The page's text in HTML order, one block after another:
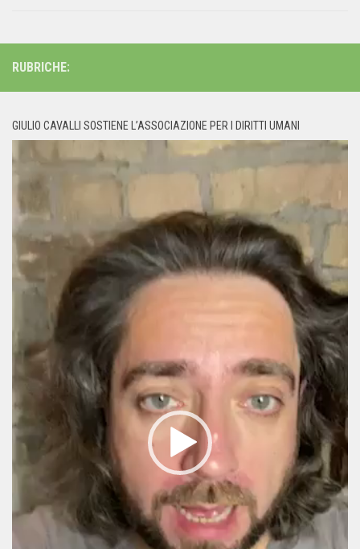
RUBRICHE:
GIULIO CAVALLI SOSTIENE L’ASSOCIAZIONE PER I DIRITTI UMANI
Player